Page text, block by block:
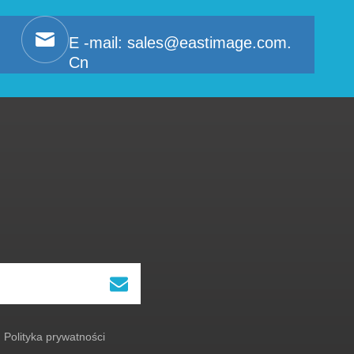
E -mail: sales@eastimage.com.
Cn
Polityka prywatności